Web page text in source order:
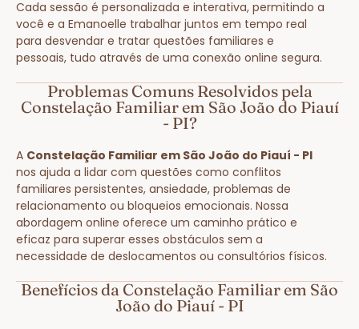
Cada sessão é personalizada e interativa, permitindo a
você e a Emanoelle trabalhar juntos em tempo real
para desvendar e tratar questões familiares e
pessoais, tudo através de uma conexão online segura.
Problemas Comuns Resolvidos pela
Constelação Familiar em São João do Piauí
- PI?
A Constelação Familiar em São João do Piauí - PI
nos ajuda a lidar com questões como conflitos
familiares persistentes, ansiedade, problemas de
relacionamento ou bloqueios emocionais. Nossa
abordagem online oferece um caminho prático e
eficaz para superar esses obstáculos sem a
necessidade de deslocamentos ou consultórios físicos.
Benefícios da Constelação Familiar em São
João do Piauí - PI